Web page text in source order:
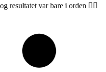
resultatet var bare i orden 👍🏼